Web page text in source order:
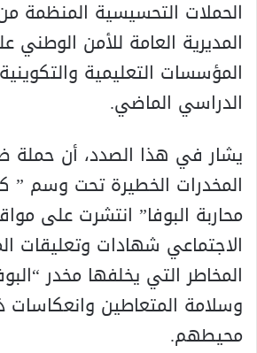
الحملات التحسيسية المنظمة
المديرية العامة للأمن
المؤسسات التعليمية
الدراسي الماضي.
يشار في هذا الصدد، أن حملة
المخدرات الخطيرة تحت وسم ”
محاربة البوفا” انتشرت على
الاجتماعي شهادات وتعليقات
المخاطر التي يخلفها مخدر
وسلامة المتعاطين
محيطهم.